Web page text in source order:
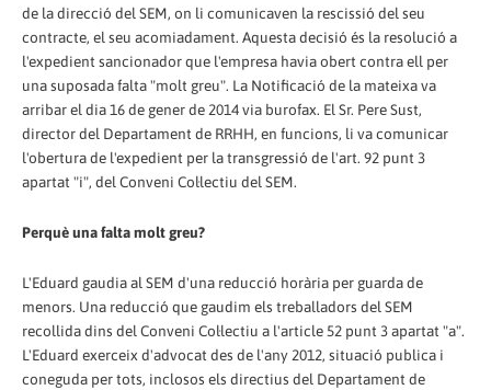
de la direcció del SEM, on li comunicaven la rescissió del seu
contracte, el seu acomiadament. Aquesta decisió és la resolució a
l'expedient sancionador que l'empresa havia obert contra ell per
una suposada falta "molt greu". La Notificació de la mateixa va
arribar el dia 16 de gener de 2014 via burofax. El Sr. Pere Sust,
director del Departament de RRHH, en funcions, li va comunicar
l'obertura de l'expedient per la transgressió de l'art. 92 punt 3
apartat "i", del Conveni Col·lectiu del SEM.
Perquè una falta molt greu?
L'Eduard gaudia al SEM d'una reducció horària per guarda de
menors. Una reducció que gaudim els treballadors del SEM
recollida dins del Conveni Col·lectiu a l'article 52 punt 3 apartat "a".
L'Eduard exerceix d'advocat des de l'any 2012, situació publica i
coneguda per tots, inclosos els directius del Departament de